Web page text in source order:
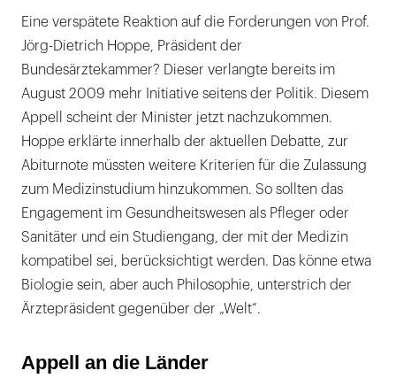
Eine verspätete Reaktion auf die Forderungen von Prof.
Jörg-Dietrich Hoppe, Präsident der
Bundesärztekammer? Dieser verlangte bereits im
August 2009 mehr Initiative seitens der Politik. Diesem
Appell scheint der Minister jetzt nachzukommen.
Hoppe erklärte innerhalb der aktuellen Debatte, zur
Abiturnote müssten weitere Kriterien für die Zulassung
zum Medizinstudium hinzukommen. So sollten das
Engagement im Gesundheitswesen als Pfleger oder
Sanitäter und ein Studiengang, der mit der Medizin
kompatibel sei, berücksichtigt werden. Das könne etwa
Biologie sein, aber auch Philosophie, unterstrich der
Ärztepräsident gegenüber der „Welt“.
Appell an die Länder